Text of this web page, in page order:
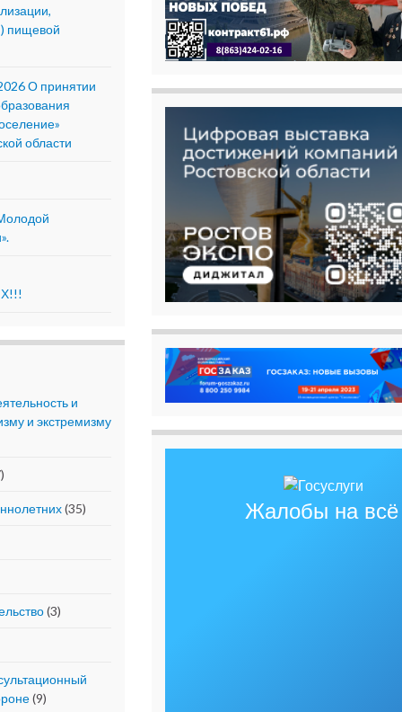
пищевой
О принятии
области
и
и экстремизму
(35)
(3)
(9)
Жалобы на всё